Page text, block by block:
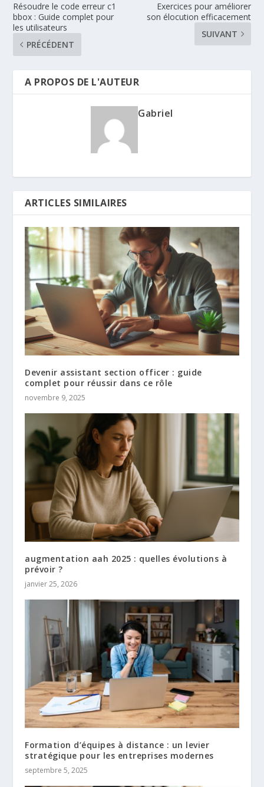
Résoudre le code erreur c1
bbox : Guide complet pour
les utilisateurs
PRÉCÉDENT
Exercices pour améliorer
son élocution efficacement
SUIVANT
A PROPOS DE L'AUTEUR
Gabriel
ARTICLES SIMILAIRES
Devenir assistant section officer : guide
complet pour réussir dans ce rôle
novembre 9, 2025
augmentation aah 2025 : quelles évolutions à
prévoir ?
janvier 25, 2026
Formation d’équipes à distance : un levier
stratégique pour les entreprises modernes
septembre 5, 2025